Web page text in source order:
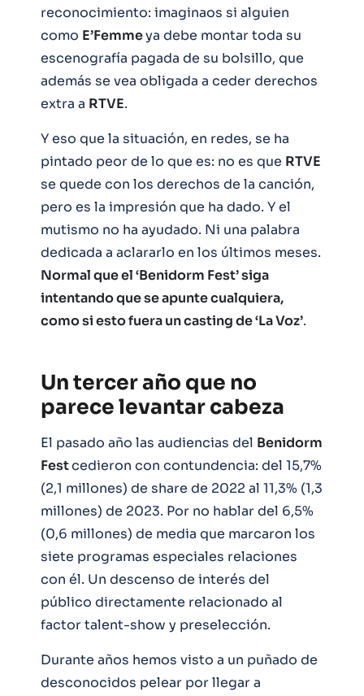
reconocimiento: imaginaos si alguien
como E’Femmeya debe montar toda su
escenografía pagada de su bolsillo, que
además se vea obligada a ceder derechos
extra a RTVE.
Y eso que la situación, en redes, se ha
pintado peor de lo que es: no es que RTVE
se quede con los derechos de la canción,
pero es la impresión que ha dado. Y el
mutismo no ha ayudado. Ni una palabra
dedicada a aclararlo en los últimos meses.
Normal que el ‘Benidorm Fest’ siga
intentando que se apunte cualquiera,
como si esto fuera un casting de ‘La Voz’.
Un tercer año que no
parece levantar cabeza
El pasado año las audiencias del Benidorm
Festcedieron con contundencia: del 15,7%
(2,1 millones) de share de 2022 al 11,3% (1,3
millones) de 2023. Por no hablar del 6,5%
(0,6 millones) de media que marcaron los
siete programas especiales relaciones
con él. Un descenso de interés del
público directamente relacionado al
factor talent-show y preselección.
Durante años hemos visto a un puñado de
desconocidos pelear por llegar a